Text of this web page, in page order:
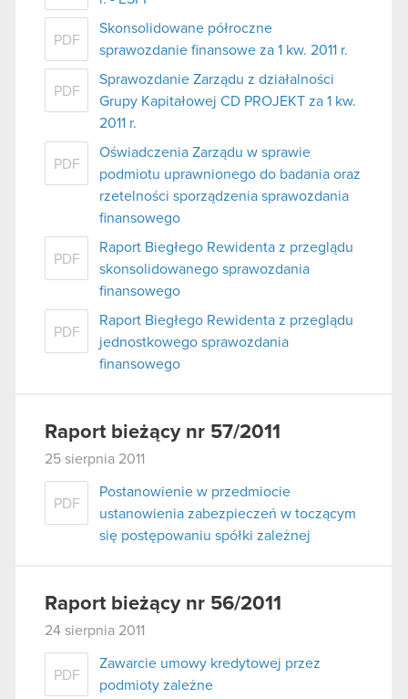
PDF
Skonsolidowane półroczne
sprawozdanie finansowe za 1 kw. 2011 r.
PDF
Sprawozdanie Zarządu z działalności
Grupy Kapitałowej CD PROJEKT za 1 kw.
2011 r.
PDF
Oświadczenia Zarządu w sprawie
podmiotu uprawnionego do badania oraz
rzetelności sporządzenia sprawozdania
finansowego
PDF
Raport Biegłego Rewidenta z przeglądu
skonsolidowanego sprawozdania
finansowego
PDF
Raport Biegłego Rewidenta z przeglądu
jednostkowego sprawozdania
finansowego
Raport bieżący nr 57/2011
25 sierpnia 2011
PDF
Postanowienie w przedmiocie
ustanowienia zabezpieczeń w toczącym
się postępowaniu spółki zależnej
Raport bieżący nr 56/2011
24 sierpnia 2011
PDF
Zawarcie umowy kredytowej przez
podmioty zależne